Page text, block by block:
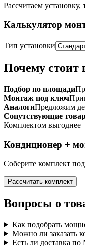
Рассчитаем
Калькулятор
Тип установки
Почему стоит
Подбор по площади
Монтаж под ключ
АналогиПредложим
Сопутствующие
Комплектом выгоднее
Кондиционер +
Соберите комплект
Рассчитать комплект
Вопросы о
Как подобрать
Можно ли заказать
Есть ли доставка